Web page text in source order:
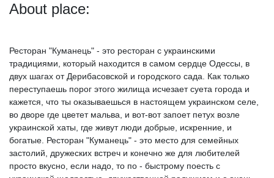
About place:
Ресторан "Куманець" - это ресторан с украинскими
традициями, который находится в самом сердце Одессы, в
двух шагах от Дерибасовской и городского сада. Как только
переступаешь порог этого жилища исчезает суета города и
кажется, что ты оказываешься в настоящем украинском селе,
во дворе где цветет мальва, и вот-вот запоет петух возле
украинской хаты, где живут люди добрые, искренние, и
богатые. Ресторан "Куманець" - это место для семейных
застолий, дружеских встреч и конечно же для любителей
просто вкусно, если надо, то по - быстрому поесть с